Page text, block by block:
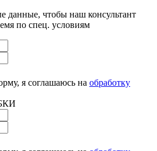
данные, чтобы наш консультант
по спец. условиям
я соглашаюсь на обработку